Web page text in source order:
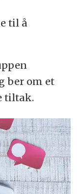
til å
ber om et
tiltak.